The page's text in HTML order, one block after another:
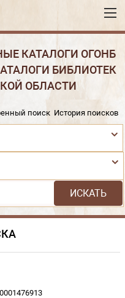
КАТАЛОГИ ОГОНБ
БИБЛИОТЕК
ОБЛАСТИ
поиск История поисков